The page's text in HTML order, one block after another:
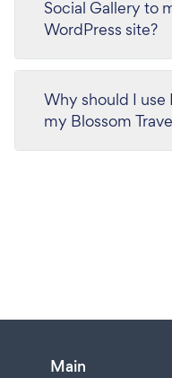
Social Gallery to
WordPress site?
Why should I use
my Blossom
Main